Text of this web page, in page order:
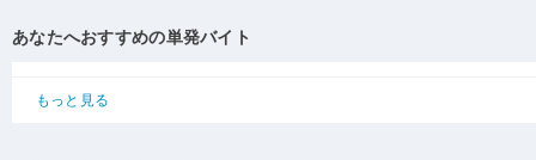
あなたへおすすめの単発バイト
もっと見る